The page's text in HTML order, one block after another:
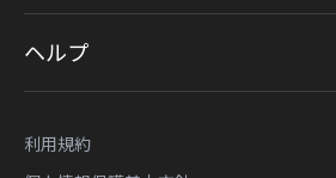
ヘルプ
利用規約